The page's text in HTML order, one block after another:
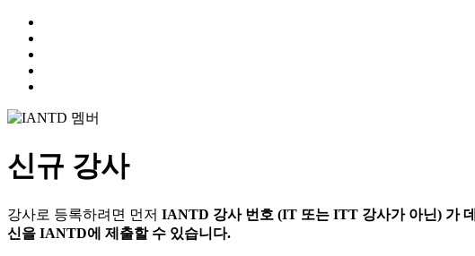
신규 강사
강사로 등록하려면 먼저 IANTD 강사 번호 (IT 또는 ITT 강사가 아닌) 가
신을 IANTD에 제출할 수 있습니다.